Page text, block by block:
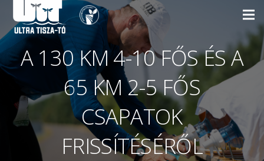
A 130 KM 4-10 FŐS ÉS A
65 KM 2-5 FŐS
CSAPATOK
FRISSÍTÉSÉRŐL